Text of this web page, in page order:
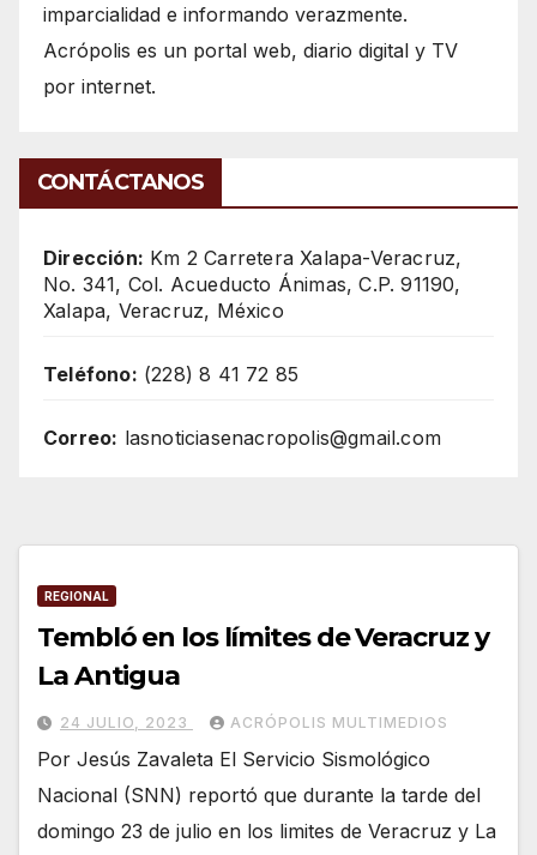
imparcialidad e informando verazmente.
Acrópolis es un portal web, diario digital y TV
por internet.
CONTÁCTANOS
Dirección: Km 2 Carretera Xalapa-Veracruz,
No. 341, Col. Acueducto Ánimas, C.P. 91190,
Xalapa, Veracruz, México
Teléfono: (228) 8 41 72 85
Correo: lasnoticiasenacropolis@gmail.com
REGIONAL
Tembló en los límites de Veracruz y
La Antigua
24 JULIO, 2023 ACRÓPOLIS MULTIMEDIOS
Por Jesús Zavaleta El Servicio Sismológico
Nacional (SNN) reportó que durante la tarde del
domingo 23 de julio en los limites de Veracruz y La